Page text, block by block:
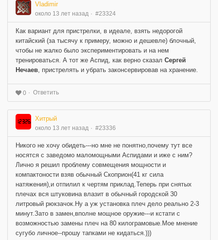
Vladimir
около 13 лет назад #23324
Как вариант для пристрелки, в идеале, взять недорогой
китайский (за тысячу к примеру, можно и дешевле) блочный,
чтобы не жалко было экспериментировать и на нем
тренироваться. А тот же Аспид, как верно сказал Сергей
Нечаев, пристрелять и убрать законсервировав на хранение.
0 Ответить
Хитрый
около 13 лет назад #23336
Никого не хочу обидеть---но мне не понятно,почему тут все
носятся с заведомо маломощными Аспидами и иже с ним?
Лично я решил проблему совмещения мощности и
компактоности взяв обычный Скоприон(41 кг сила
натяжения),и отпилил к чертям приклад.Теперь при снятых
плечах вся штуковина влазит в обычный городской 30
литровый рюкзачок.Ну а уж установка плеч дело реально 2-3
минут.Зато в замен,вполне мощное оружие---и кстати с
возможностью замены плеч на 80 килограмовые.Мое мнение
сугубо личное--прошу тапками не кидаться.)))